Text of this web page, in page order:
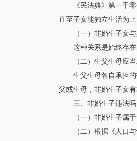
《民法典》第一千
直至子女能独立生活为止
（一）非婚生子女
这种关系是始终存
（二）生父生母应
生父生母各自承担
父或生母，非婚生子女
三、非婚生子违法吗
（一）非婚生子属
（二）根据《人口